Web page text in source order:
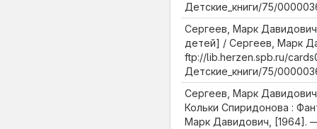
Детские_книги/75/
Сергеев, Марк
детей] / Сергеев, Марк
ftp://lib.herzen.spb.ru/
Детские_книги/75/
Сергеев, Марк
Кольки Спиридонова :
Марк Давидович, [1964].